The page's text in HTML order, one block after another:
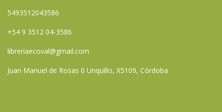
5493512043586
+54 9 3512 04-3586
libreriaecoval@gmail.com
Juan Manuel de Rosas 0 Unquillo, X5109, Córdoba